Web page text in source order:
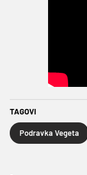
TAGOVI
Podravka Vegeta